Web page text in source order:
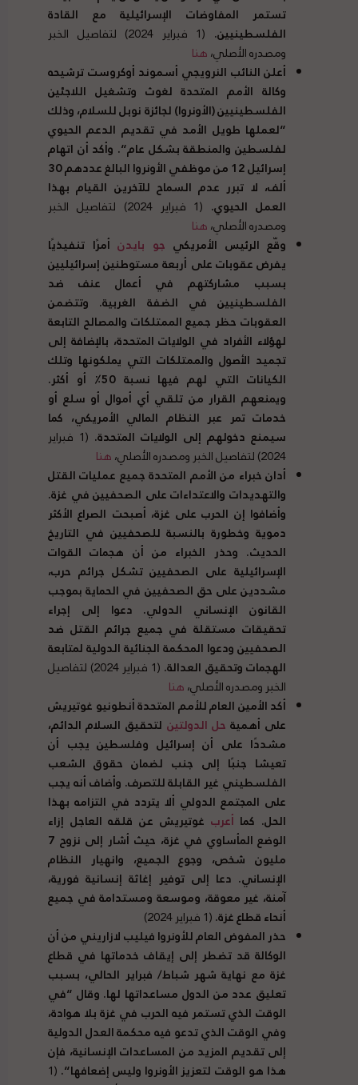
تستمر المفاوضات الإسرائيلية مع القادة
الفلسطينيين.
(1 فبراير 2024) لتفاصيل الخبر
ومصدره الأصلي،هنا
أعلن النائب النرويجي أسموند أوكروست ترشيحه
وكالة الأمم المتحدة لغوث وتشغيل اللاجئين
الفلسطينيين(الأونروا)لجائزة نوبل للسلام، وذلك
“لعملها طويل الأمد في تقديم الدعم الحيوي
لفلسطين والمنطقة بشكل عام“. وأكد أن اتهام
إسرائيل12من موظفي الأونروا البالغ عددهم
ألف، لا تبرر عدم السماح للآخرين القيام بهذا
العمل الحيوي.
(1 فبراير 2024) لتفاصيل الخبر
ومصدره الأصلي،هنا
وقّع الرئيس الأمريكي جو بايدن أمرًا تنفيذيًا
يفرض عقوبات على أربعة مستوطنين إسرائيليين
بسبب مشاركتهم في أعمال عنف ضد
الفلسطينيين في الضفة الغربية. وتتضمن
العقوبات حظر جميع الممتلكات والمصالح التابعة
لهؤلاء الأفراد في الولايات المتحدة، بالإضافة إلى
تجميد الأصول والممتلكات التي يملكونها وتلك
الكيانات التي لهم فيها نسبة50٪ أو أكثر.
ويمنعهم القرار من تلقي أي أموال أو سلع أو
خدمات تمر عبر النظام المالي الأمريكي، كما
سيمنع دخولهم إلى الولايات المتحدة.
(1 فبراير
2024) لتفاصيل الخبر ومصدره الأصلي،
هنا
أدان خبراء من الأمم المتحدة جميع عمليات القتل
والتهديدات والاعتداءات على الصحفيين في غزة.
وأضافوا إن الحرب على غزة، أصبحت الصراع الأكثر
دموية وخطورة بالنسبة للصحفيين في التاريخ
الحديث. وحذر الخبراء من أن هجمات القوات
الإسرائيلية على الصحفيين تشكل جرائم حرب،
مشددين على حق الصحفيين في الحماية بموجب
القانون الإنساني الدولي. دعوا إلى إجراء
تحقيقات مستقلة في جميع جرائم القتل ضد
الصحفيين ودعوا المحكمة الجنائية الدولية لمتابعة
الهجمات وتحقيق العدالة.
(1 فبراير 2024) لتفاصيل
الخبر ومصدره الأصلي،هنا
أكد الأمين العام للأمم المتحدة أنطونيو غوتيريش
على أهمية حل الدولتين لتحقيق السلام الدائم،
مشددًا على أن إسرائيل وفلسطين يجب أن
تعيشا جنبًا إلى جنب لضمان حقوق الشعب
الفلسطيني غير القابلة للتصرف. وأضاف أنه يجب
على المجتمع الدولي ألا يتردد في التزامه بهذا
الحل. كما أعرب غوتيريش عن قلقه العاجل إزاء
الوضع المأساوي في غزة، حيث أشار إلى نزوح 7
مليون شخص، وجوع الجميع، وانهيار النظام
الإنساني. دعا إلى توفير إغاثة إنسانية فورية،
آمنة، غير معوقة، وموسعة ومستدامة في جميع
أنحاء قطاع غزة.(1 فبراير 2024)
حذر المفوض العام للأونروا فيليب لازاريني من أن
الوكالة قد تضطر إلى إيقاف خدماتها في قطاع
غزة مع نهاية شهر شباط/ فبراير الحالي، بسبب
تعليق عدد من الدول مساعداتها لها. وقال “في
الوقت الذي تستمر فيه الحرب في غزة بلا هوادة،
وفي الوقت الذي تدعو فيه محكمة العدل الدولية
إلى تقديم المزيد من المساعدات الإنسانية، فإن
هذا هو الوقت لتعزيز الأونروا وليس إضعافها“.
(1